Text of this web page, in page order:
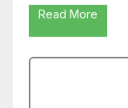
Read More